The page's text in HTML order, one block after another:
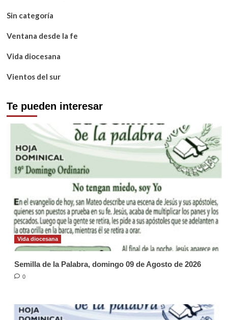
Sin categoría
Ventana desde la fe
Vida diocesana
Vientos del sur
Te pueden interesar
Vida diocesana
Semilla de la Palabra, domingo 09 de Agosto de 2026
0